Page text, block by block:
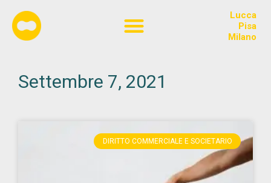
Lucca
Pisa
Milano
Settembre 7, 2021
DIRITTO COMMERCIALE E SOCIETARIO